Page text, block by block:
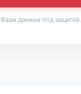
Ваши данные под защитой.